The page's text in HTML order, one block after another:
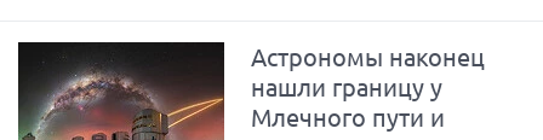
Астрономы наконец
нашли границу у
Млечного пути и